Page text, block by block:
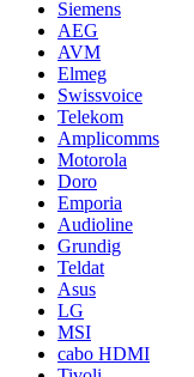
Siemens
AEG
AVM
Elmeg
Swissvoice
Telekom
Amplicomms
Motorola
Doro
Emporia
Audioline
Grundig
Teldat
Asus
LG
MSI
cabo HDMI